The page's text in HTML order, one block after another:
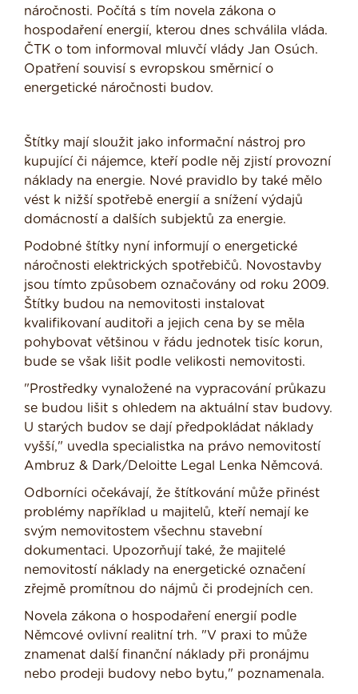
náročnosti. Počítá s tím novela zákona o
hospodaření energií, kterou dnes schválila vláda.
ČTK o tom informoval mluvčí vlády Jan Osúch.
Opatření souvisí s evropskou směrnicí o
energetické náročnosti budov.
Štítky mají sloužit jako informační nástroj pro
kupující či nájemce, kteří podle něj zjistí provozní
náklady na energie. Nové pravidlo by také mělo
vést k nižší spotřebě energií a snížení výdajů
domácností a dalších subjektů za energie.
Podobné štítky nyní informují o energetické
náročnosti elektrických spotřebičů. Novostavby
jsou tímto způsobem označovány od roku 2009.
Štítky budou na nemovitosti instalovat
kvalifikovaní auditoři a jejich cena by se měla
pohybovat většinou v řádu jednotek tisíc korun,
bude se však lišit podle velikosti nemovitosti.
"Prostředky vynaložené na vypracování průkazu
se budou lišit s ohledem na aktuální stav budovy.
U starých budov se dají předpokládat náklady
vyšší," uvedla specialistka na právo nemovitostí
Ambruz & Dark/Deloitte Legal Lenka Němcová.
Odborníci očekávají, že štítkování může přinést
problémy například u majitelů, kteří nemají ke
svým nemovitostem všechnu stavební
dokumentaci. Upozorňují také, že majitelé
nemovitostí náklady na energetické označení
zřejmě promítnou do nájmů či prodejních cen.
Novela zákona o hospodaření energií podle
Němcové ovlivní realitní trh. "V praxi to může
znamenat další finanční náklady při pronájmu
nebo prodeji budovy nebo bytu," poznamenala.